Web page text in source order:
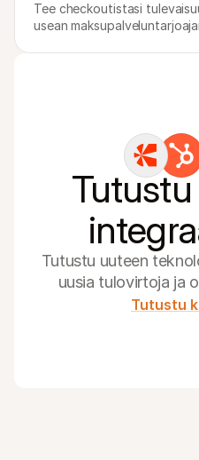
Tee checkoutistasi
usean
Tutustu uuteen
uusia tulovirtoja ja
Tutustu